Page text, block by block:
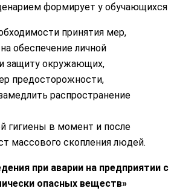
формирует у обучающихся
принятия мер,
обеспечение личной
защиту окружающих,
предосторожности,
распространение
гигиены в момент и после
массового скопления людей.
при аварии на предприятии с
опасных веществ»